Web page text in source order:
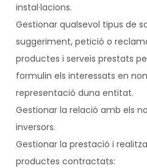
instal·lacions.
Gestionar qualsevol tipus de
suggeriment, petició o
productes i serveis prestats per
formulin els interessats en
representació duna entitat.
Gestionar la relació amb els
inversors.
Gestionar la prestació i
productes contractats: